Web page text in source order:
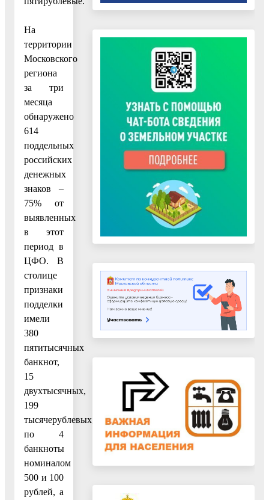
На
территории
Московского
региона
за три
месяца
обнаружено
614
поддельных
российских
денежных
знаков –
75% от
выявленных
в этот
период в
ЦФО. В
столице
признаки
подделки
имели
380
пятитысячных
банкнот,
15
двухтысячных,
199
тысячерублевых,
по 4
банкноты
номиналом
500 и 100
рублей, а